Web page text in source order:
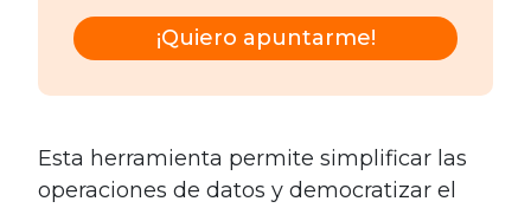
¡Quiero apuntarme!
Esta herramienta permite simplificar las
operaciones de datos y democratizar el